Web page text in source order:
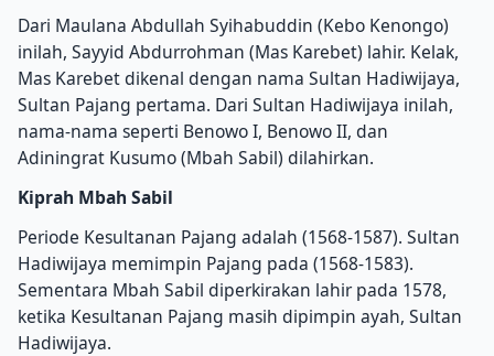
Dari Maulana Abdullah Syihabuddin (Kebo Kenongo)
inilah, Sayyid Abdurrohman (Mas Karebet) lahir. Kelak,
Mas Karebet dikenal dengan nama Sultan Hadiwijaya,
Sultan Pajang pertama. Dari Sultan Hadiwijaya inilah,
nama-nama seperti Benowo I, Benowo II, dan
Adiningrat Kusumo (Mbah Sabil) dilahirkan.
Kiprah Mbah Sabil
Periode Kesultanan Pajang adalah (1568-1587). Sultan
Hadiwijaya memimpin Pajang pada (1568-1583).
Sementara Mbah Sabil diperkirakan lahir pada 1578,
ketika Kesultanan Pajang masih dipimpin ayah, Sultan
Hadiwijaya.